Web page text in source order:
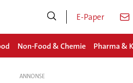
E-Paper
Non-Food & Chemie Pharma &